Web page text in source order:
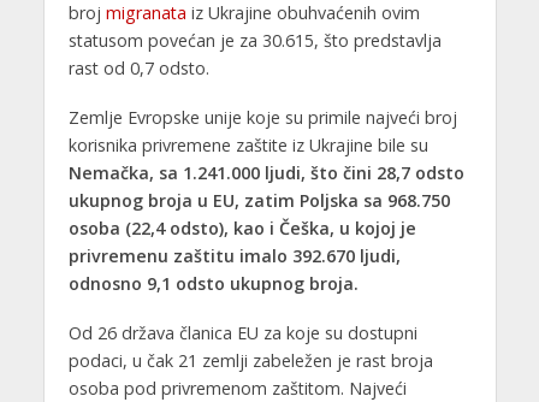
broj migranata iz Ukrajine obuhvaćenih ovim
statusom povećan je za 30.615, što predstavlja
rast od 0,7 odsto.
Zemlje Evropske unije koje su primile najveći broj
korisnika privremene zaštite iz Ukrajine bile su
Nemačka, sa 1.241.000 ljudi, što čini 28,7 odsto
ukupnog broja u EU, zatim Poljska sa 968.750
osoba (22,4 odsto), kao i Češka, u kojoj je
privremenu zaštitu imalo 392.670 ljudi,
odnosno 9,1 odsto ukupnog broja.
Od 26 država članica EU za koje su dostupni
podaci, u čak 21 zemlji zabeležen je rast broja
osoba pod privremenom zaštitom. Najveći